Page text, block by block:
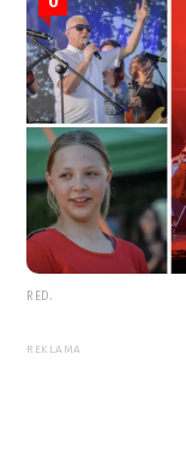
RED.
REKLAMA